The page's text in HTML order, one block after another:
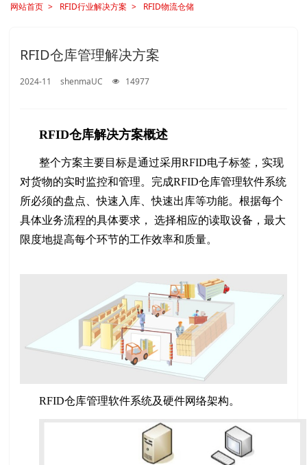
网站首页 RFID行业解决方案 RFID物流仓储
RFID仓库管理解决方案
2024-11 shenmaUC 14977
RFID仓库解决方案概述
整个方案主要目标是通过采用RFID电子标签，实现
对货物的实时监控和管理。完成RFID仓库管理软件系统
所必须的盘点、快速入库、快速出库等功能。根据每个
具体业务流程的具体要求， 选择相应的读取设备，最大
限度地提高每个环节的工作效率和质量。
RFID仓库管理软件系统及硬件网络架构。